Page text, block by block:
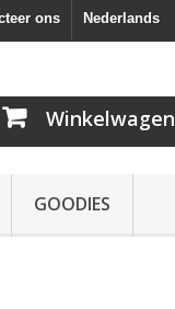
Nederlands
ons
Winkelwagen
GOODIES